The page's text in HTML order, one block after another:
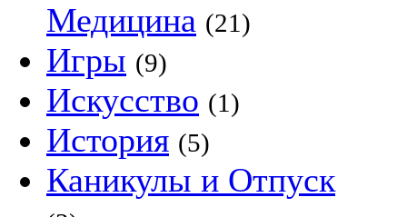
Медицина (21)
Игры (9)
Искусство (1)
История (5)
Каникулы и Отпуск